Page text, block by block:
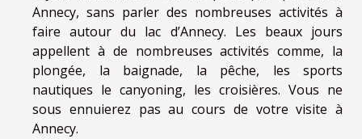
Annecy, sans parler des nombreuses activités à
faire autour du lac d’Annecy. Les beaux jours
appellent à de nombreuses activités comme, la
plongée, la baignade, la pêche, les sports
nautiques le canyoning, les croisières. Vous ne
sous ennuierez pas au cours de votre visite à
Annecy.